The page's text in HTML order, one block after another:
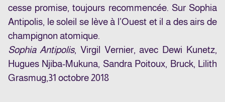
cesse promise, toujours recommencée. Sur Sophia
Antipolis, le soleil se lève à l’Ouest et il a des airs de
champignon atomique.
Sophia Antipolis, Virgil Vernier, avec Dewi Kunetz,
Hugues Njiba-Mukuna, Sandra Poitoux, Bruck, Lilith
Grasmug,31 octobre 2018